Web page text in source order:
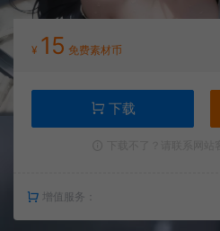
¥ 15 免费素材币
下载
增值服务：